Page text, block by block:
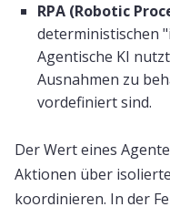
RPA (Robotic
deterministischen
Agentische KI
Ausnahmen zu
vordefiniert sind.
Der Wert eines
Aktionen über
koordinieren. In der